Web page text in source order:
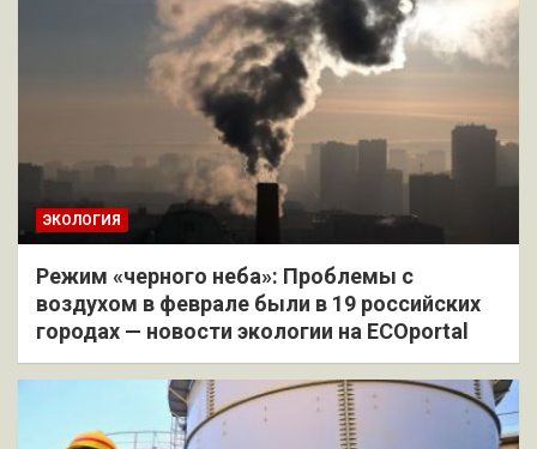
ЭКОЛОГИЯ
Режим «черного неба»: Проблемы с
воздухом в феврале были в 19 российских
городах — новости экологии на ECOportal